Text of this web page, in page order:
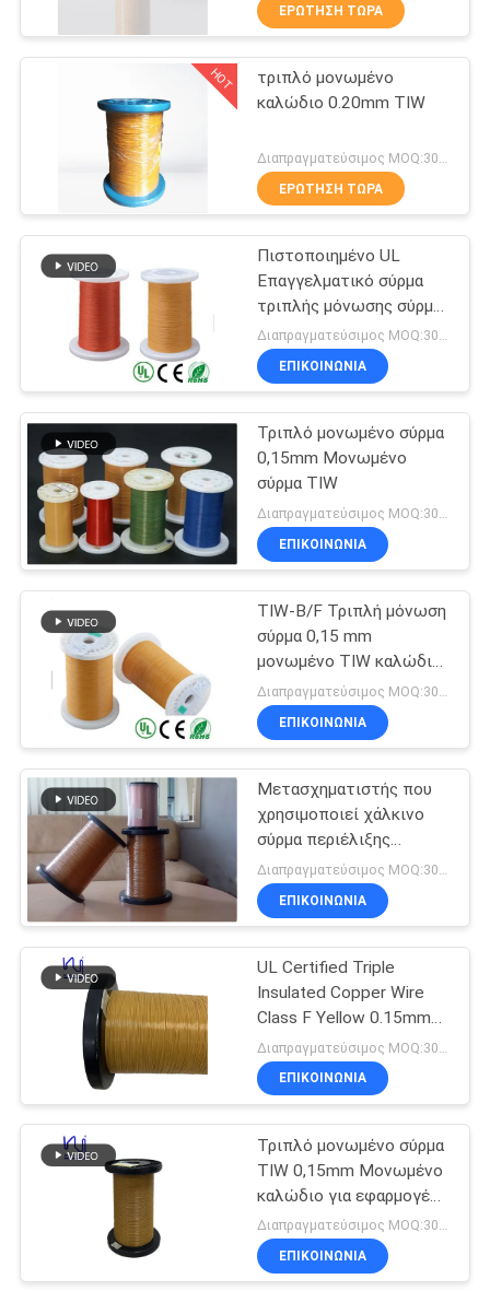
ΠΟΙΟΤΙΚΌΣ
ΣΕ
ΕΠΑΦΉ
ΖΗΤΉΣΤΕ
ΈΝΑ
ΑΠΌΣΠΑΣΜΑ
SITEMAP
PRIVACY
POLICY
Καλώδιο μαγνητών
194
Εξαιρετικά
σμαλτωμένο
πρόστιμο καλώδιο
χαλκού
201
Καλώδιο Litz Ustc
522
Καλώδιο FIW
67
Μόνο συνδέοντας
καλώδιο
219
ΕΡΏΤΗΣΗ ΤΏΡΑ
HOT
τριπλό μονωμένο
καλώδιο 0.20mm TIW
ΕΡΏΤΗΣΗ ΤΏΡΑ
Πιστοποιημένο UL
Επαγγελματικό σύρμα
τριπλής μόνωσης σύρμα
περιέλιξης χαλκού TIW
για μετασχηματιστές
Διαπραγματεύσιμος MOQ:3000 μέτρο
ΕΠΙΚΟΙΝΩΝΙΑ
Τριπλό μονωμένο σύρμα
0,15mm Μονωμένο
σύρμα TIW
Διαπραγματεύσιμος MOQ:3000 μέτρο
ΕΠΙΚΟΙΝΩΝΙΑ
TIW-B/F Τριπλή μόνωση
σύρμα 0,15 mm
μονωμένο TIW καλώδιο
για μετασχηματιστή
ΕΠΙΚΟΙΝΩΝΙΑ
Μετασχηματιστής που
χρησιμοποιεί χάλκινο
σύρμα περιέλιξης
τριπλής μόνωσης TIW-B
ΕΠΙΚΟΙΝΩΝΙΑ
UL Certified Triple
Insulated Copper Wire
Class F Yellow 0.15mm
Insulated TIW Wire
ΕΠΙΚΟΙΝΩΝΙΑ
Τριπλό μονωμένο σύρμα
TIW 0,15mm Μονωμένο
καλώδιο για εφαρμογές
υψηλής τάσης
Διαπραγματεύσιμος MOQ:3000 μέτρο
ΕΠΙΚΟΙΝΩΝΙΑ